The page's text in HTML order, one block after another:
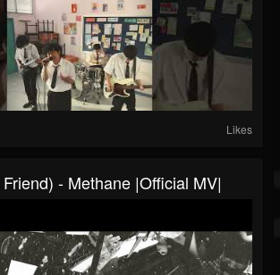
Likes
- Methane |Official MV|